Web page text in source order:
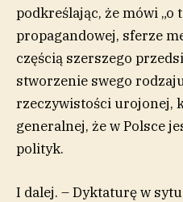
podkreślając, że mówi „o
propagandowej, sferze
częścią szerszego
stworzenie swego
rzeczywistości urojonej,
generalnej, że w Polsce
polityk.
I dalej. – Dyktaturę w